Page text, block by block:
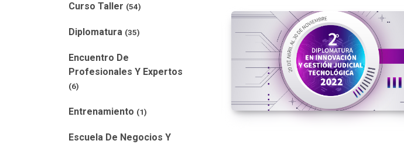
Curso Taller (54)
Diplomatura (35)
Encuentro De
Profesionales Y Expertos
(6)
Entrenamiento (1)
Escuela De Negocios Y